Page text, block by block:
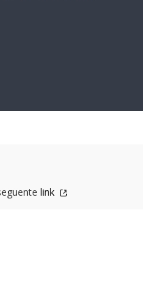
link